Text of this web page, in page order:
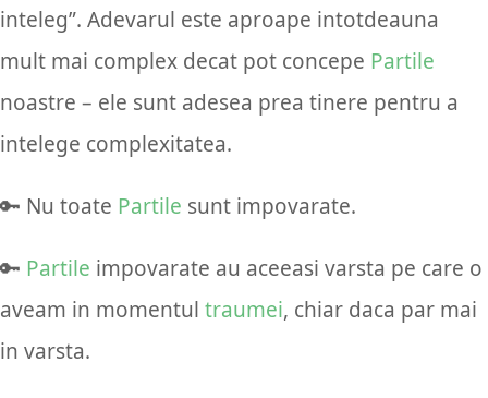
inteleg”. Adevarul este aproape intotdeauna
mult mai complex decat pot concepe Partile
noastre – ele sunt adesea prea tinere pentru a
intelege complexitatea.
🔑 Nu toate Partile sunt impovarate.
🔑 Partile impovarate au aceeasi varsta pe care o
aveam in momentul traumei, chiar daca par mai
in varsta.